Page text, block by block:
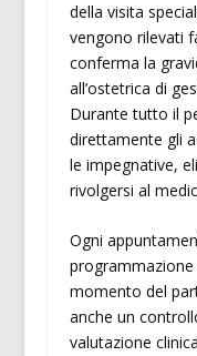
della visita
vengono rilevati
conferma la
all’ostetrica di
Durante tutto il
direttamente gli
le impegnative,
rivolgersi al
Ogni
momento del
anche un
valutazione